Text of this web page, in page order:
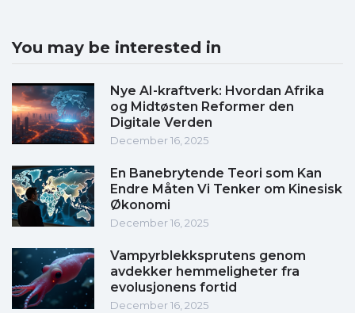
You may be interested in
Nye AI-kraftverk: Hvordan Afrika
og Midtøsten Reformer den
Digitale Verden
December 16, 2025
En Banebrytende Teori som Kan
Endre Måten Vi Tenker om Kinesisk
Økonomi
December 16, 2025
Vampyrblekksprutens genom
avdekker hemmeligheter fra
evolusjonens fortid
December 16, 2025